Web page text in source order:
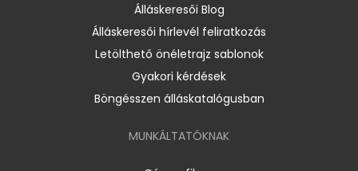
Álláskeresői Blog
Álláskeresői hírlevél feliratkozás
Letölthető önéletrajz sablonok
Gyakori kérdések
Böngésszen álláskatalógusban
MUNKÁLTATÓKNAK